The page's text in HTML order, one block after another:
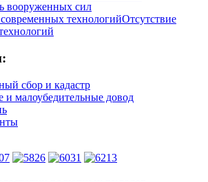
вооруженных сил
Отсутствие
сбор и кадастр
малоубедительные довод